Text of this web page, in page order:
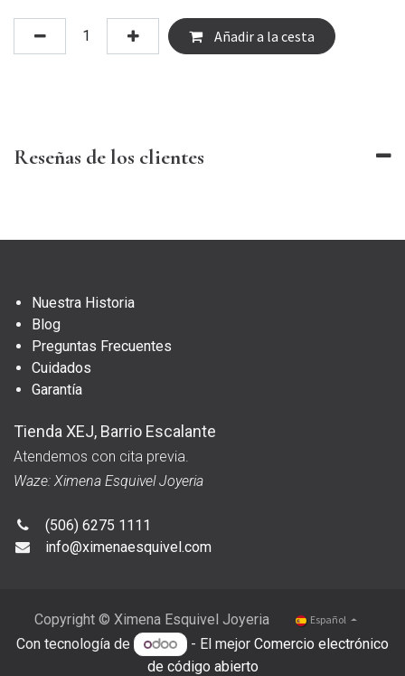
Añadir a la cesta
Reseñas de los clientes
Nuestra Historia
Blog
Preguntas Frecuentes
Cuidados
Garantía
Tienda XEJ, Barrio Escalante
Atendemos con cita previa.
Waze: Ximena Esquivel Joyeria
(506) 6275 1111
info@ximenaesquivel.com
Copyright © Ximena Esquivel Joyeria Español
Con tecnología de - El mejorComercio electrónico
de código abierto